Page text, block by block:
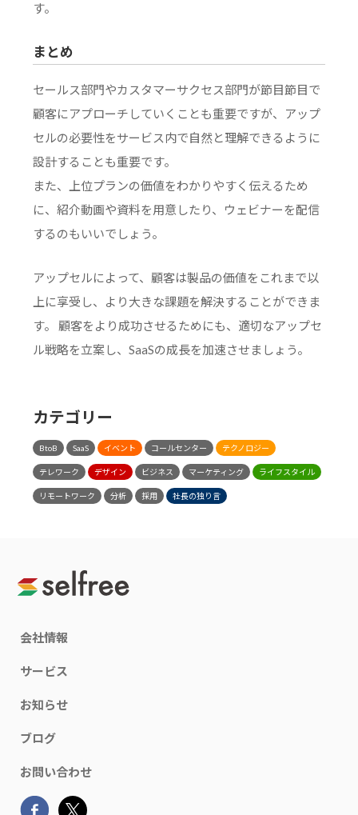
す。
まとめ
セールス部門やカスタマーサクセス部門が節目節目で
顧客にアプローチしていくことも重要ですが、アップ
セルの必要性をサービス内で自然と理解できるように
設計することも重要です。
また、上位プランの価値をわかりやすく伝えるため
に、紹介動画や資料を用意したり、ウェビナーを配信
するのもいいでしょう。
アップセルによって、顧客は製品の価値をこれまで以
上に享受し、より大きな課題を解決することができま
す。 顧客をより成功させるためにも、適切なアップセ
ル戦略を立案し、SaaSの成長を加速させましょう。
カテゴリー
BtoB SaaS イベント コールセンター テクノロジー
テレワーク デザイン ビジネス マーケティング ライフスタイル
リモートワーク 分析 採用 社長の独り言
会社情報
サービス
お知らせ
ブログ
お問い合わせ